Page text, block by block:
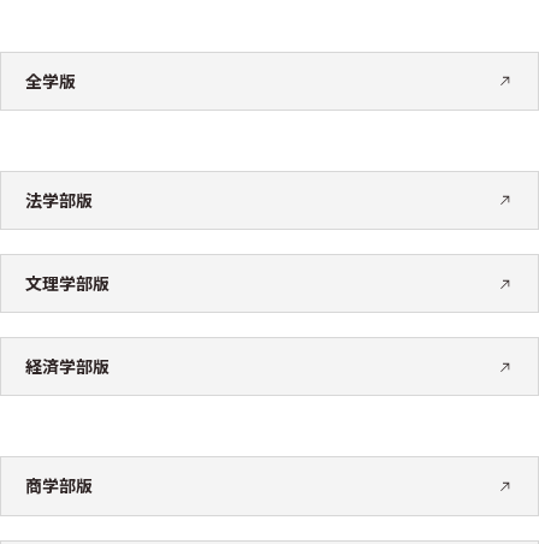
全学版
法学部版
文理学部版
経済学部版
商学部版